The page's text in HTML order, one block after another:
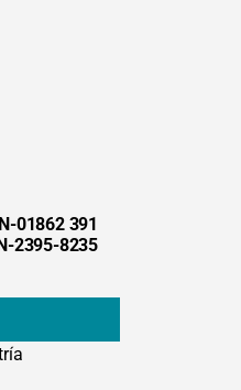
01862 391
2395-8235